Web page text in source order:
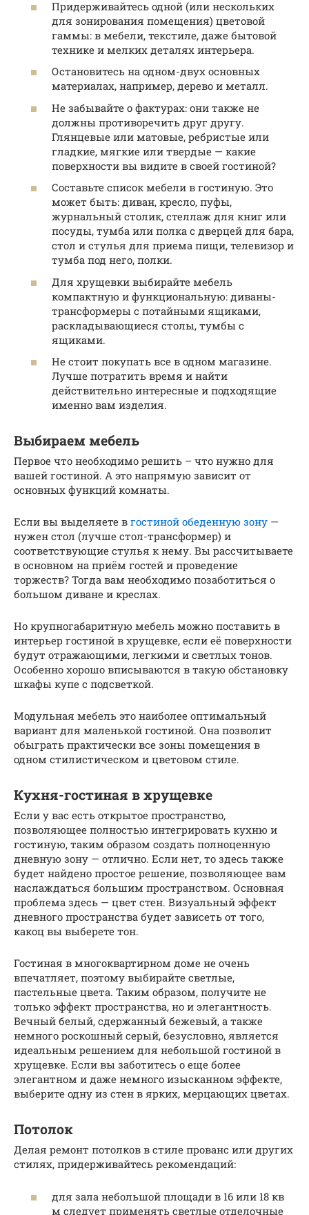
Придерживайтесь одной (или нескольких
для зонирования помещения) цветовой
гаммы: в мебели, текстиле, даже бытовой
технике и мелких деталях интерьера.
Остановитесь на одном-двух основных
материалах, например, дерево и металл.
Не забывайте о фактурах: они также не
должны противоречить друг другу.
Глянцевые или матовые, ребристые или
гладкие, мягкие или твердые — какие
поверхности вы видите в своей гостиной?
Составьте список мебели в гостиную. Это
может быть: диван, кресло, пуфы,
журнальный столик, стеллаж для книг или
посуды, тумба или полка с дверцей для бара,
стол и стулья для приема пищи, телевизор и
тумба под него, полки.
Для хрущевки выбирайте мебель
компактную и функциональную: диваны-
трансформеры с потайными ящиками,
раскладывающиеся столы, тумбы с
ящиками.
Не стоит покупать все в одном магазине.
Лучше потратить время и найти
действительно интересные и подходящие
именно вам изделия.
Выбираем мебель
Первое что необходимо решить – что нужно для
вашей гостиной. А это напрямую зависит от
основных функций комнаты.
Если вы выделяете в гостиной обеденную зону —
нужен стол (лучше стол-трансформер) и
соответствующие стулья к нему. Вы рассчитываете
в основном на приём гостей и проведение
торжеств? Тогда вам необходимо позаботиться о
большом диване и креслах.
Но крупногабаритную мебель можно поставить в
интерьер гостиной в хрущевке, если её поверхности
будут отражающими, легкими и светлых тонов.
Особенно хорошо вписываются в такую обстановку
шкафы купе с подсветкой.
Модульная мебель это наиболее оптимальный
вариант для маленькой гостиной. Она позволит
обыграть практически все зоны помещения в
одном стилистическом и цветовом стиле.
Кухня-гостиная в хрущевке
Если у вас есть открытое пространство,
позволяющее полностью интегрировать кухню и
гостиную, таким образом создать полноценную
дневную зону — отлично. Если нет, то здесь также
будет найдено простое решение, позволяющее вам
наслаждаться большим пространством. Основная
проблема здесь — цвет стен. Визуальный эффект
дневного пространства будет зависеть от того,
какоц вы выберете тон.
Гостиная в многоквартирном доме не очень
впечатляет, поэтому выбирайте светлые,
пастельные цвета. Таким образом, получите не
только эффект пространства, но и элегантность.
Вечный белый, сдержанный бежевый, а также
немного роскошный серый, безусловно, является
идеальным решением для небольшой гостиной в
хрущевке. Если вы заботитесь о еще более
элегантном и даже немного изысканном эффекте,
выберите одну из стен в ярких, мерцающих цветах.
Потолок
Делая ремонт потолков в стиле прованс или других
стилях, придерживайтесь рекомендаций:
для зала небольшой площади в 16 или 18 кв
м следует применять светлые отделочные